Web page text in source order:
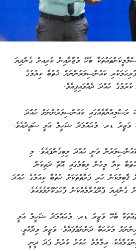
ބެހޭ ވުޒާރާއިން ކުރިއށް ގެންދިޔަ
ކައުންސިލަރުންނަށް ޚުޠުބާ ކިޔުމުގެ
ހުއްދަ ދެއްވައިފިއެވެ.
ރަސްމިއްޔާތެއްގައި ކައުންސިލަރުންނަށް ހުއްދަ
ވަޒީރު ޑރ. މުޙައްމަދު ޝަހީމް އަލީ ސަޢީދުއެވެ.
ޕްރޮގުރާމު ފުރިހަމަކޮށް 36 ކައުންސިލަރުން ވަނީ ހުއްދަ ލިބިގެންފައެވެ. މި
ކިޔާ މީހުން ލިބުމުގައި އޮތް ދަތިކަން
ޤާބިލުކަން ހުރި ފަރާތްތަކަށް ޚުތުބާ ކިއުމުގެ ހުއްދަ
ގެންދިޔަ ޕްރޮގުރާމެއްކަން ފާހަގަކޮށްލެވެއެވެ.
ބެހޭ ވަޒީރު ޑރ. މުޙައްމަދު ޝަހީމް އަލީ
މަރުޙަބާ ދަންނަވާފައެވެ. ވަޒީރު ވިދާޅުވީ،
އިމާމުވެ ހުކުރު ކުރުން ފަދަ ދީނީ